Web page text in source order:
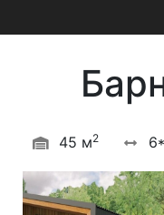
45 м2